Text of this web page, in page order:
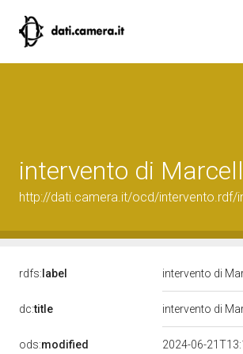
intervento di
http://dati.camera.it/ocd/intervento.rdf/
rdfs: label intervento di
dc:title intervento di
ods:modified 2024-06-